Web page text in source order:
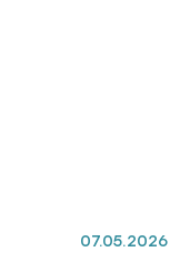
07.05.2026